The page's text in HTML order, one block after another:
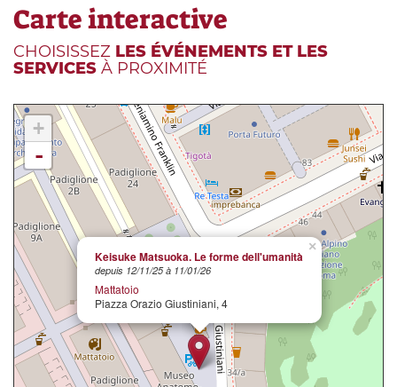
Carte interactive
CHOISISSEZ LES ÉVÉNEMENTS ET LES
SERVICES À PROXIMITÉ
×
Keisuke Matsuoka. Le forme dell'umanità
depuis 12/11/25 à 11/01/26
Mattatoio
Piazza Orazio Giustiniani, 4
+
-